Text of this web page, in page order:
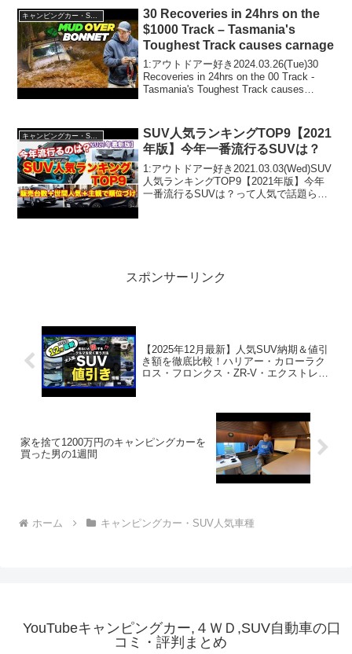
2025.03.10(Mon)この動画は注目...
キャンピングカー・SUV人気車種
30 Recoveries in 24hrs on the
$1000 Track – Tasmania's
Toughest Track causes carnage
1:アウトドアー好き2024.03.26(Tue)30
Recoveries in 24hrs on the 00 Track -
Tasmania's Toughest Track causes
SUV人気ランキングTOP9【2021
年版】今年一番流行るSUVは？
1:アウトドアー好き2021.03.03(Wed)SUV
人気ランキングTOP9【2021年版】今年
一番流行るSUVは？って人気で話題らし
スポンサーリンク
【2025年12月最新】人気SUV納期＆値引
き額を徹底比較！ハリアー・カローラク
ロス・フロンクス・ZR-V・エクストレイ
家を捨て1200万円のキャンピングカーを
買った男の1週間
ホーム キャンピングカー・SUV人気車種
YouTubeキャンピングカー,４ＷＤ,SUV自動車の口
コミ・評判まとめ